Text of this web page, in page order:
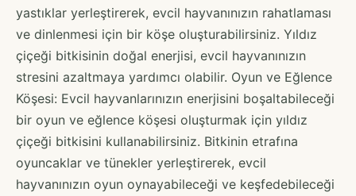
yastıklar yerleştirerek, evcil hayvanınızın rahatlaması
ve dinlenmesi için bir köşe oluşturabilirsiniz. Yıldız
çiçeği bitkisinin doğal enerjisi, evcil hayvanınızın
stresini azaltmaya yardımcı olabilir. Oyun ve Eğlence
Köşesi: Evcil hayvanlarınızın enerjisini boşaltabileceği
bir oyun ve eğlence köşesi oluşturmak için yıldız
çiçeği bitkisini kullanabilirsiniz. Bitkinin etrafına
oyuncaklar ve tünekler yerleştirerek, evcil
hayvanınızın oyun oynayabileceği ve keşfedebileceği